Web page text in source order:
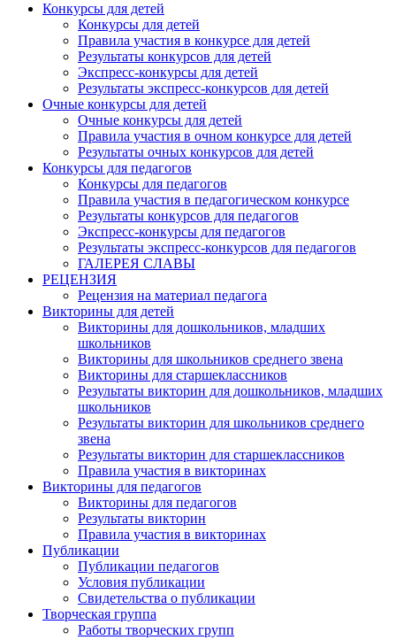
Конкурсы для детей
Конкурсы для детей
Правила участия в конкурсе для детей
Результаты конкурсов для детей
Экспресс-конкурсы для детей
Результаты экспресс-конкурсов для детей
Очные конкурсы для детей
Очные конкурсы для детей
Правила участия в очном конкурсе для детей
Результаты очных конкурсов для детей
Конкурсы для педагогов
Конкурсы для педагогов
Правила участия в педагогическом конкурсе
Результаты конкурсов для педагогов
Экспресс-конкурсы для педагогов
Результаты экспресс-конкурсов для педагогов
ГАЛЕРЕЯ СЛАВЫ
РЕЦЕНЗИЯ
Рецензия на материал педагога
Викторины для детей
Викторины для дошкольников, младших
школьников
Викторины для школьников среднего звена
Викторины для старшеклассников
Результаты викторин для дошкольников, младших
школьников
Результаты викторин для школьников среднего
звена
Результаты викторин для старшеклассников
Правила участия в викторинах
Викторины для педагогов
Викторины для педагогов
Результаты викторин
Правила участия в викторинах
Публикации
Публикации педагогов
Условия публикации
Свидетельства о публикации
Творческая группа
Работы творческих групп